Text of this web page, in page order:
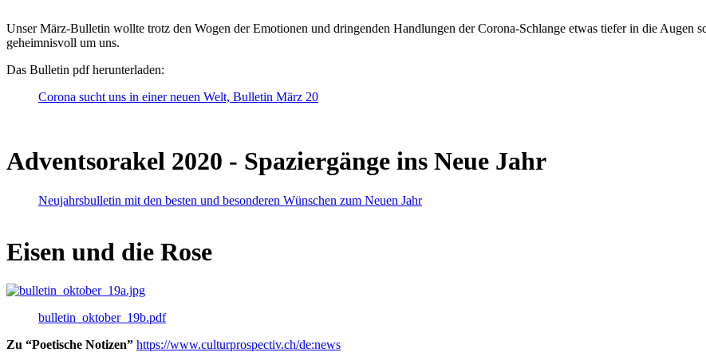
Unser März-Bulletin wollte trotz den Wogen der Emotionen und dringenden Handlungen der Corona-Schlange etwas tiefer in die Augen
geheimnisvoll um uns.
Das Bulletin pdf herunterladen:
Corona sucht uns in einer neuen Welt, Bulletin März 20
Adventsorakel 2020 - Spaziergänge ins Neue Jahr
Neujahrsbulletin mit den besten und besonderen Wünschen zum Neuen Jahr
Eisen und die Rose
bulletin_oktober_19b.pdf
Zu “Poetische Notizen” https://www.culturprospectiv.ch/de:news